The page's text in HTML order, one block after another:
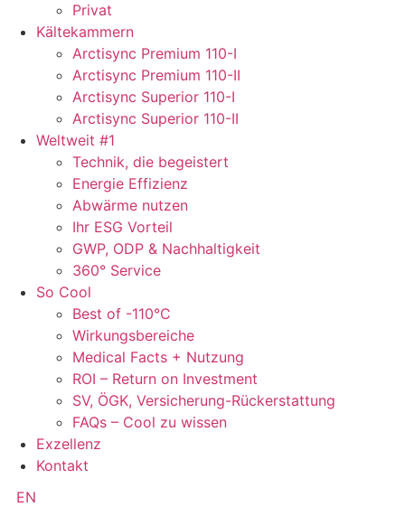
Privat
Kältekammern
Arctisync Premium 110-I
Arctisync Premium 110-II
Arctisync Superior 110-I
Arctisync Superior 110-II
Weltweit #1
Technik, die begeistert
Energie Effizienz
Abwärme nutzen
Ihr ESG Vorteil
GWP, ODP & Nachhaltigkeit
360° Service
So Cool
Best of -110°C
Wirkungsbereiche
Medical Facts + Nutzung
ROI – Return on Investment
SV, ÖGK, Versicherung-Rückerstattung
FAQs – Cool zu wissen
Exzellenz
Kontakt
EN